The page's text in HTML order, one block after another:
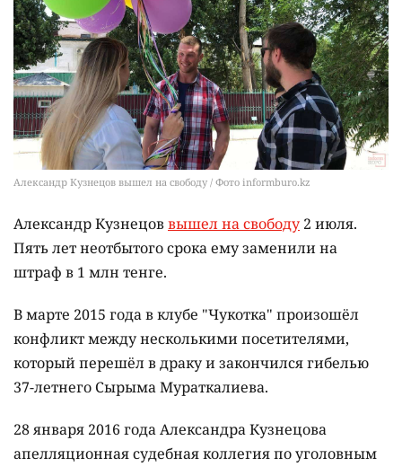
Александр Кузнецов вышел на свободу / Фото informburo.kz
Александр Кузнецоввышел на свободу 2 июля.
Пять лет неотбытого срока ему заменили на
штраф в 1 млн тенге.
В марте 2015 года в клубе "Чукотка" произошёл
конфликт между несколькими посетителями,
который перешёл в драку и закончился гибелью
37-летнего Сырыма Мураткалиева.
28 января 2016 года Александра Кузнецова
апелляционная судебная коллегия по уголовным